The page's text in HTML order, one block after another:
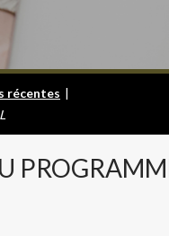
récentes |